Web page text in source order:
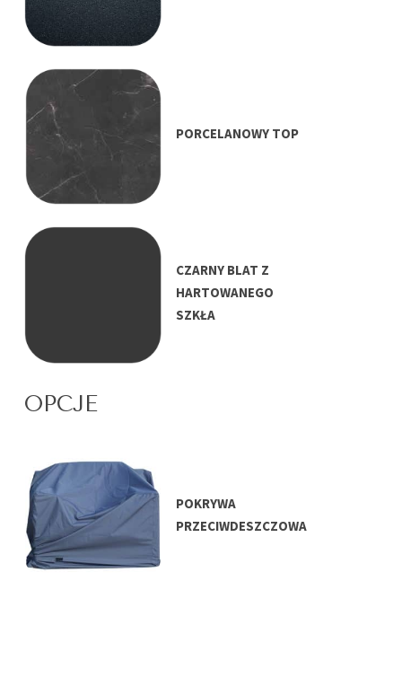
PORCELANOWY TOP
CZARNY BLAT Z
HARTOWANEGO
SZKŁA
OPCJE
POKRYWA
PRZECIWDESZCZOWA